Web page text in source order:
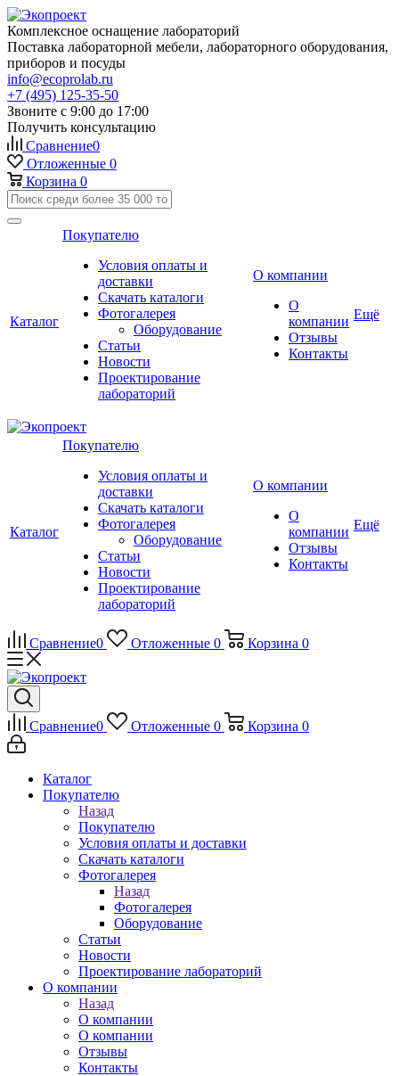
Комплексное оснащение лабораторий
Поставка лабораторной мебели, лабораторного оборудования,
приборов и посуды
info@ecoprolab.ru
+7 (495) 125-35-50
Звоните с 9:00 до 17:00
Получить консультацию
Сравнение0
Отложенные 0
Корзина 0
Каталог
Покупателю
Условия оплаты и
доставки
Скачать каталоги
Фотогалерея
Оборудование
Статьи
Новости
Проектирование
лабораторий
О компании
О
компании
Отзывы
Контакты
Ещё
Каталог
Покупателю
Условия оплаты и
доставки
Скачать каталоги
Фотогалерея
Оборудование
Статьи
Новости
Проектирование
лабораторий
О компании
О
компании
Отзывы
Контакты
Ещё
Сравнение0 Отложенные 0 Корзина 0
Сравнение0 Отложенные 0 Корзина 0
Каталог
Покупателю
Назад
Покупателю
Условия оплаты и доставки
Скачать каталоги
Фотогалерея
Назад
Фотогалерея
Оборудование
Статьи
Новости
Проектирование лабораторий
О компании
Назад
О компании
О компании
Отзывы
Контакты